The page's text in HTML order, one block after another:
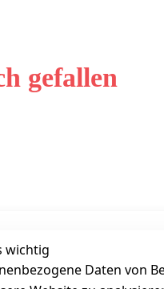
gefallen
wichtig
Daten von